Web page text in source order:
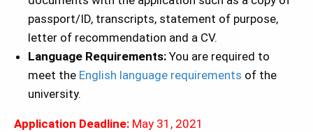
passport/ID, transcripts, statement of purpose,
letter of recommendation and a CV.
Language Requirements: You are required to
meet the English language requirements of the
university.
Application Deadline: May 31, 2021